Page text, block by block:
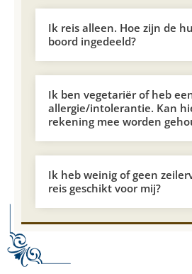
Ik reis alleen. Hoe zijn de
boord ingedeeld?
Ik ben vegetariër of heb
allergie/intolerantie. Kan
rekening mee worden
Ik heb weinig of geen
reis geschikt voor mij?